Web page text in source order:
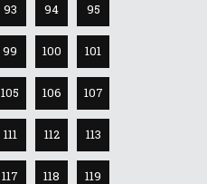
93 94 95
99 100 101
105 106 107
111 112 113
117 118 119